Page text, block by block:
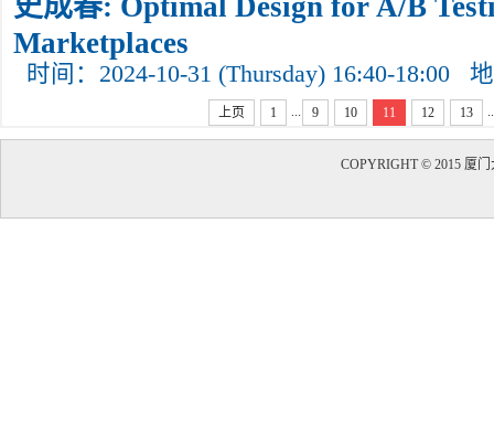
史成春: Optimal Design for A/B
Marketplaces
时间：2024-10-31 (Thursday) 16:40-18:00
上页 1 9 10 11 12 13
COPYRIGHT © 2015 厦